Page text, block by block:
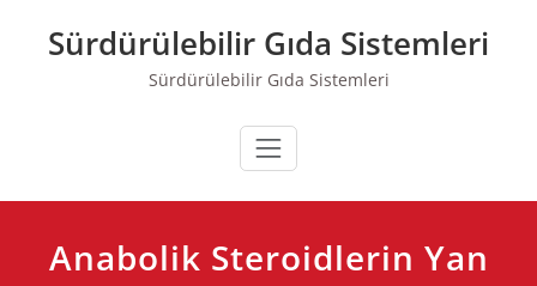
contentSürdürülebilir Gıda Sistemleri
Sürdürülebilir Gıda Sistemleri
Anabolik Steroidlerin Yan